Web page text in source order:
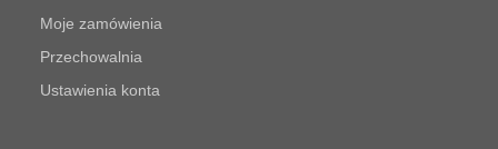
Moje zamówienia
Przechowalnia
Ustawienia konta